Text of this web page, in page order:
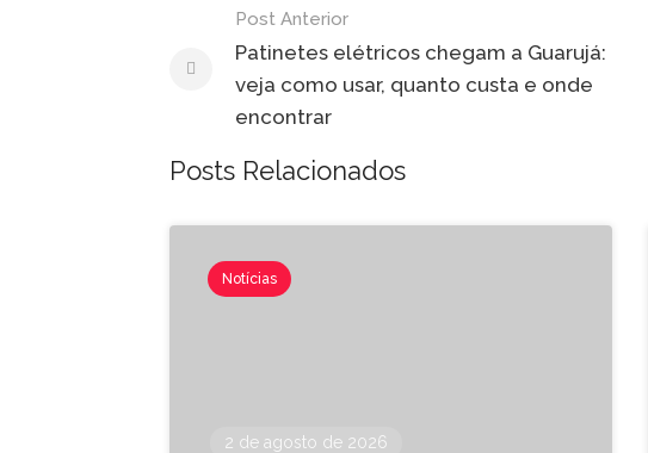
Navegação
de
Post
Post Anterior
Patinetes elétricos chegam a Guarujá:
veja como usar, quanto custa e onde
encontrar
Posts Relacionados
Notícias
2 de agosto de 2026